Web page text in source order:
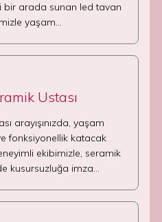
bir arada sunan led tavan
yaşam…
Ustası
arayışınızda, yaşam
fonksiyonellik katacak
ekibimizle, seramik
kusursuzluğa imza…